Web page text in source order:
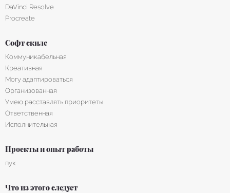
DaVinci Resolve
Procreate
Софт скилс
Коммуникабельная
Креативная
Могу адаптироваться
Организованная
Умею расставлять приоритеты
Ответственная
Исполнительная
Проекты и опыт работы
пук
Что из этого следует